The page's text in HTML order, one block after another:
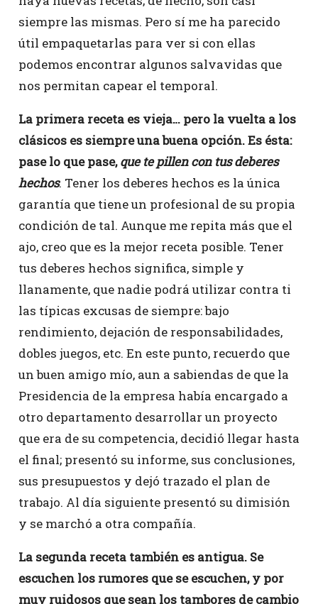
siempre las mismas. Pero sí me ha parecido
útil empaquetarlas para ver si con ellas
podemos encontrar algunos salvavidas que
nos permitan capear el temporal.
La primera receta es vieja… pero la vuelta a los
clásicos es siempre una buena opción. Es ésta:
pase lo que pase,que te pillen con tus deberes
hechos. Tener los deberes hechos es la única
garantía que tiene un profesional de su propia
condición de tal. Aunque me repita más que el
ajo, creo que es la mejor receta posible. Tener
tus deberes hechos significa, simple y
llanamente, que nadie podrá utilizar contra ti
las típicas excusas de siempre: bajo
rendimiento, dejación de responsabilidades,
dobles juegos, etc. En este punto, recuerdo que
un buen amigo mío, aun a sabiendas de que la
Presidencia de la empresa había encargado a
otro departamento desarrollar un proyecto
que era de su competencia, decidió llegar hasta
el final; presentó su informe, sus conclusiones,
sus presupuestos y dejó trazado el plan de
trabajo. Al día siguiente presentó su dimisión
y se marchó a otra compañía.
La segunda receta también es antigua. Se
escuchen los rumores que se escuchen, y por
muy ruidosos que sean los tambores de cambio